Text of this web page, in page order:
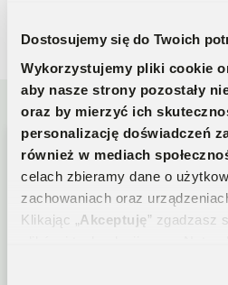
Dostosujemy się do Twoich
Wykorzystujemy pliki cookie
aby nasze strony pozostały
oraz by mierzyć ich
personalizację doświadczeń
również w mediach
celach zbieramy dane o
zachowaniach oraz
Klikając „
Akceptuję” zgadzasz
boswelinowego – który
przeciwzapalne.
Sprawdź, czym jeszcze
może zaskoczyć Cię ta
niezwykła roślina o
zapachu kadzidła.20